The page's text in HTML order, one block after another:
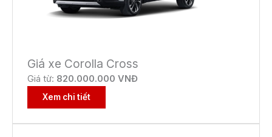
Giá xe Corolla Cross
Giá từ: 820.000.000 VNĐ
Xem chi tiết